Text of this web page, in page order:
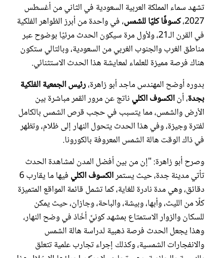
تشهد سماء المملكة العربية السعودية في الثاني من أغسطس
2027، كسوفًا كليًا للشمس، في واحدة من أبرز الظواهر الفلكية
في القرن الـ21، ولأول مرة سيكون الحدث مرئيًا بوضوح عبر
مناطق الغرب والجنوب الغربي من السعودية، وبالتالي ستكون
هناك فرصة مميزة للعلماء لمعايشة هذا الحدث الاستثنائي.
بدوره أوضح المهندس ماجد أبو زاهرة،رئيس الجمعية الفلكية
بجدة، أنالكسوف الكلي ناتج عن مرور القمر مباشرة بين
الأرض والشمس، مما يتسبب في حجب قرص الشمس بالكامل
لفترة وجيزة، وفي هذا الحدث يتحول النهار إلى ظلام، وتظهر
في ذاك الوقت هالة الشمس المعروفة بالكورونا.
وصرح أبو زاهرة: "إن من بين أفضل المدن لمشاهدة الحدث
تأتي مدينة جدة، حيث يستمرالكسوف الكلي
فيها ما يقارب 6
دقائق، وهي مدة نادرة للغاية، كما تشمل قائمة المواقع المتميزة
كلًا من الليث، وأبها، وبيشة، والباحة، وجازان، حيث يمكن
للسكان والزوار الاستمتاع بمشهد كونيٍّ أخّاذ في وضح النهار،
وهذا يجعل الحدث فرصة ذهبية لدراسة هالة الشمس
والانفجارات الشمسية، وكذلك إجراء تجارب علمية تتعلق
مجلة سيدتي
غلاف رفمي